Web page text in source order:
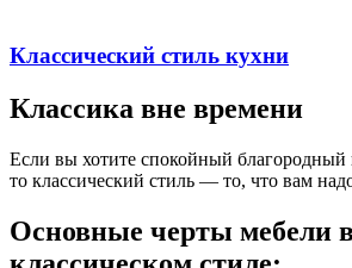
Классический стиль кухни
Классика вне времени
Если вы хотите спокойный благородный
то классический стиль — то, что вам
Основные черты мебели